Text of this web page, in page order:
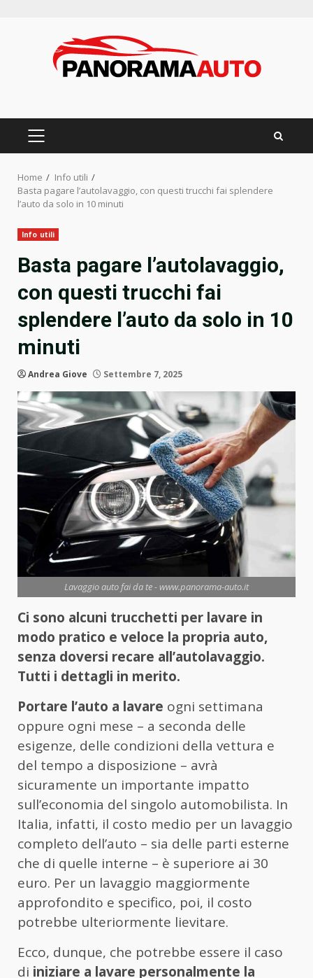
PRIMARY
Home
Info utili
Basta pagare l’autolavaggio, con questi trucchi fai splendere
l’auto da solo in 10 minuti
Info utili
Basta pagare l’autolavaggio,
con questi trucchi fai
splendere l’auto da solo in 10
minuti
Andrea Giove Settembre 7, 2025
Lavaggio auto fai da te - www.panorama-auto.it
Ci sono alcuni trucchetti per lavare in
modo pratico e veloce la propria auto,
senza doversi recare all’autolavaggio.
Tutti i dettagli in merito.
Portare l’auto a lavare ogni settimana
oppure ogni mese – a seconda delle
esigenze, delle condizioni della vettura e
del tempo a disposizione – avrà
sicuramente un importante impatto
sull’economia del singolo automobilista. In
Italia, infatti, il costo medio per un lavaggio
completo dell’auto – sia delle parti esterne
che di quelle interne – è superiore ai 30
euro. Per un lavaggio maggiormente
approfondito e specifico, poi, il costo
potrebbe ulteriormente lievitare.
Ecco, dunque, che potrebbe essere il caso
di iniziare a lavare personalmente la